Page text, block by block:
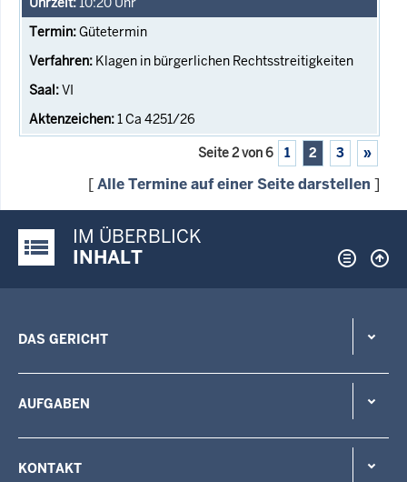
Gütetermin
Klagen in bürgerlichen Rechtsstreitigkeiten
VI
1 Ca 4251/26
Seite 2 von 6 1 2 3 »
[Alle Termine auf einer Seite darstellen ]
Justiz-Portal im Überblick:
IM ÜBERBLICK
INHALT
DAS GERICHT
AUFGABEN
KONTAKT